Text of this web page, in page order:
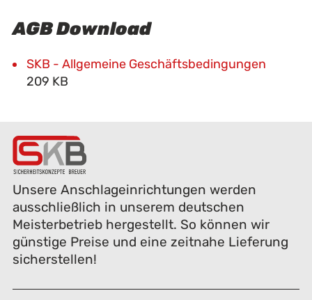
AGB Download
SKB - Allgemeine Geschäftsbedingungen
209 KB
Unsere Anschlageinrichtungen werden
ausschließlich in unserem deutschen
Meisterbetrieb hergestellt. So können wir
günstige Preise und eine zeitnahe Lieferung
sicherstellen!